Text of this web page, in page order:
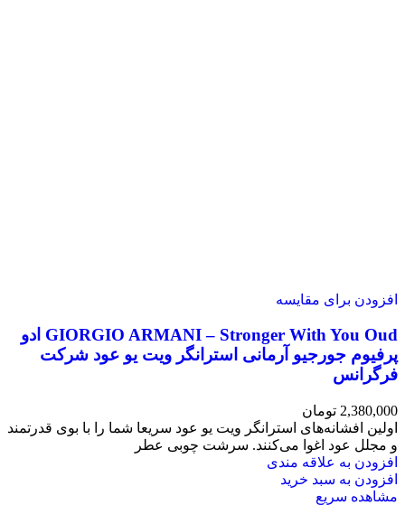
افزودن برای مقایسه
GIORGIO ARMANI – Stronger With You Oud ادو
پرفیوم جورجیو آرمانی استرانگر ویت یو عود شرکت
فرگرانس
2,380,000 تومان
اولین افشانه‌های استرانگر ویت یو عود سریعا شما را با بوی قدرتمند
و مجلل عود اغوا می‌کنند. سرشت چوبی عطر
افزودن به علاقه مندی
افزودن به سبد خرید
مشاهده سریع